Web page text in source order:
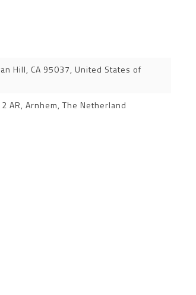
Hill, CA 95037, United States of
AR, Arnhem, The Netherland